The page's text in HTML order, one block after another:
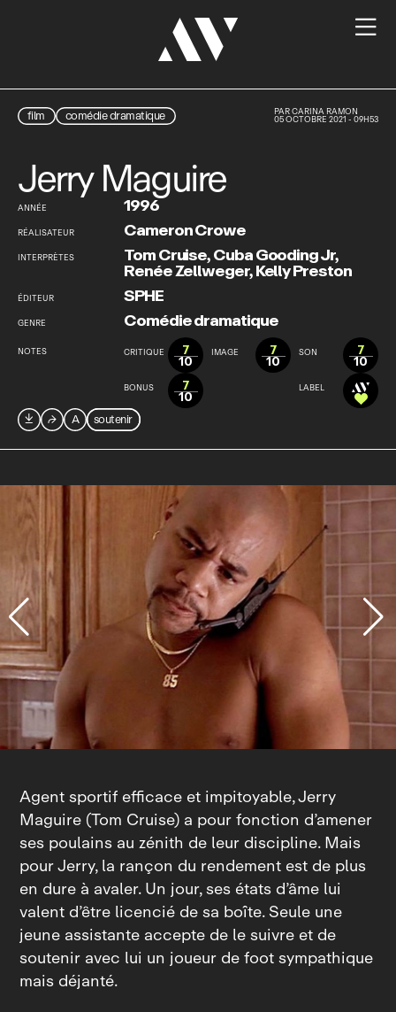

film comédie dramatique PARCARINA RAMON
05 OCTOBRE 2021 - 09H53
Jerry Maguire
ANNÉE 1996
RÉALISATEUR Cameron Crowe
INTERPRÈTES Tom Cruise,Cuba Gooding Jr,
Renée Zellweger,Kelly Preston
ÉDITEUR SPHE
GENRE Comédie dramatique
NOTES CRITIQUE 7
10
IMAGE 7
10
SON 7
10
BONUS 7
10
LABEL
 ⮫ A soutenir
Agent sportif efficace et impitoyable, Jerry
Maguire (Tom Cruise) a pour fonction d’amener
ses poulains au zénith de leur discipline. Mais
pour Jerry, la rançon du rendement est de plus
en dure à avaler. Un jour, ses états d’âme lui
valent d’être licencié de sa boîte. Seule une
jeune assistante accepte de le suivre et de
soutenir avec lui un joueur de foot sympathique
mais déjanté.